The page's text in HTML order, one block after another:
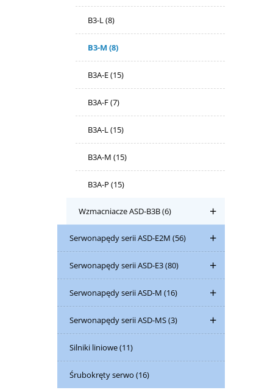
B3-L (8)
B3-M (8)
B3A-E(15)
B3A-F(7)
B3A-L (15)
B3A-M (15)
B3A-P (15)
Wzmacniacze ASD-B3B(6)
Serwonapędy serii ASD-E2M (56)
Serwonapędy serii ASD-E3(80)
Serwonapędy serii ASD-M (16)
Serwonapędy serii ASD-MS(3)
Silniki liniowe(11)
Śrubokręty serwo (16)